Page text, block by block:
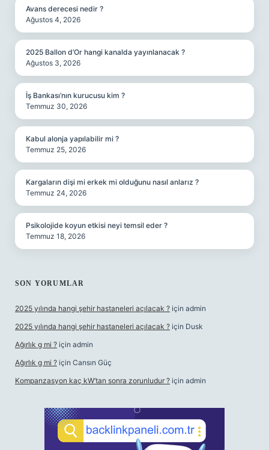
Avans derecesi nedir ?
Ağustos 4, 2026
2025 Ballon d’Or hangi kanalda yayınlanacak ?
Ağustos 3, 2026
İş Bankası’nın kurucusu kim ?
Temmuz 30, 2026
Kabul alonja yapılabilir mi ?
Temmuz 25, 2026
Kargaların dişi mi erkek mi olduğunu nasıl anlarız ?
Temmuz 24, 2026
Psikolojide koyun etkisi neyi temsil eder ?
Temmuz 18, 2026
SON YORUMLAR
2025 yılında hangi şehir hastaneleri açılacak ? için admin
2025 yılında hangi şehir hastaneleri açılacak ? için Dusk
Ağırlık g mi ? için admin
Ağırlık g mi ? için Cansın Güç
Kompanzasyon kaç kW’tan sonra zorunludur ? için admin